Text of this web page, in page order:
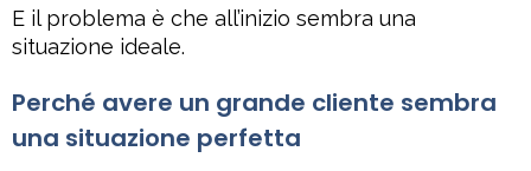
E il problema è che all’inizio sembra una
situazione ideale.
Perché avere un grande cliente sembra
una situazione perfetta